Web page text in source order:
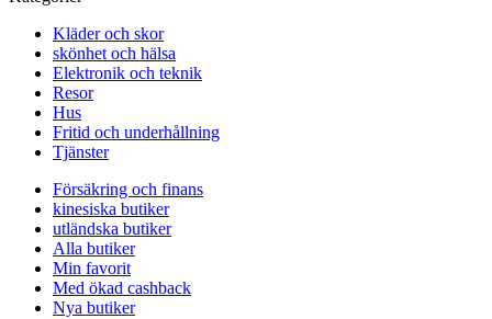
Kläder och skor
skönhet och hälsa
Elektronik och teknik
Resor
Hus
Fritid och underhållning
Tjänster
Försäkring och finans
kinesiska butiker
utländska butiker
Alla butiker
Min favorit
Med ökad cashback
Nya butiker